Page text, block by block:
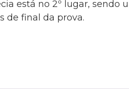
está no 2º lugar, sendo
de final da prova.